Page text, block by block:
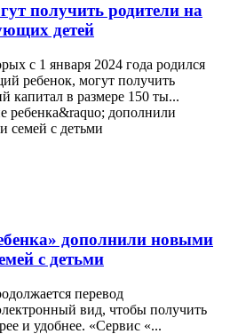
получить родители на
детей
с 1 января 2024 года родился
ребенок, могут получить
капитал в размере 150 ты...
дополнили новыми
с детьми
перевод
вид, чтобы получить
и удобнее. «Сервис «...